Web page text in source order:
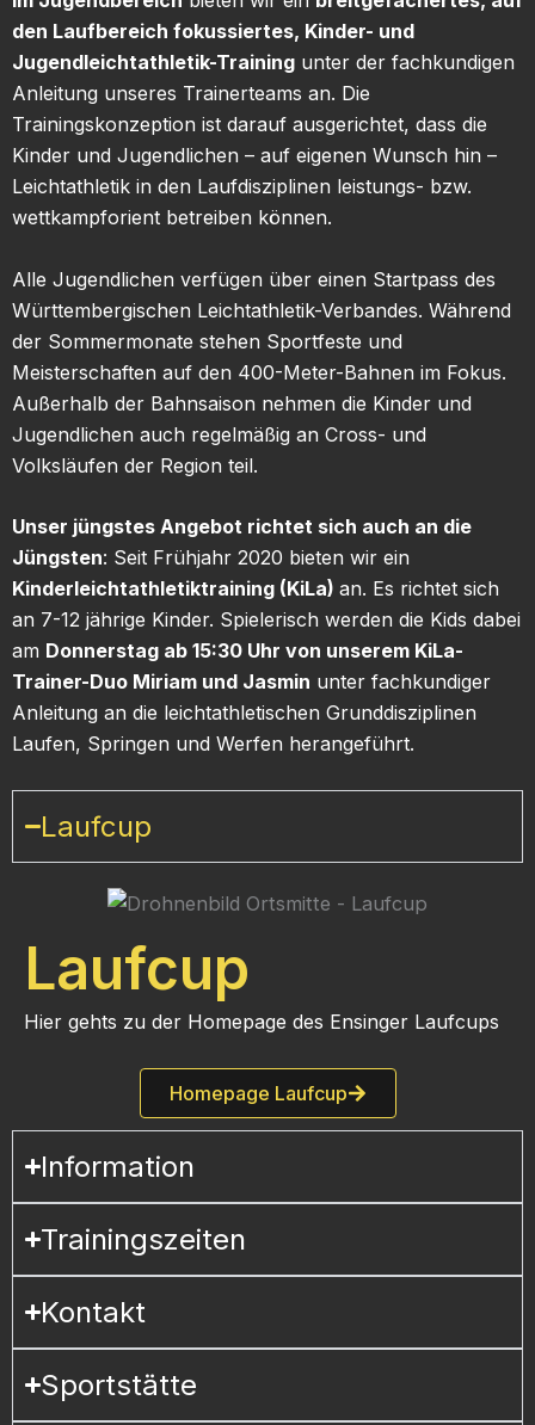
den Laufbereich fokussiertes, Kinder- und
Jugendleichtathletik-Training unter der fachkundigen
Anleitung unseres Trainerteams an. Die
Trainingskonzeption ist darauf ausgerichtet, dass die
Kinder und Jugendlichen – auf eigenen Wunsch hin –
Leichtathletik in den Laufdisziplinen leistungs- bzw.
wettkampforient betreiben können.
Alle Jugendlichen verfügen über einen Startpass des
Württembergischen Leichtathletik-Verbandes. Während
der Sommermonate stehen Sportfeste und
Meisterschaften auf den 400-Meter-Bahnen im Fokus.
Außerhalb der Bahnsaison nehmen die Kinder und
Jugendlichen auch regelmäßig an Cross- und
Volksläufen der Region teil.
Unser jüngstes Angebot richtet sich auch an die
Jüngsten: Seit Frühjahr 2020 bieten wir ein
Kinderleichtathletiktraining (KiLa) an. Es richtet sich
an 7-12 jährige Kinder. Spielerisch werden die Kids dabei
am Donnerstag ab 15:30 Uhr von unserem KiLa-
Trainer-Duo Miriam und Jasmin unter fachkundiger
Anleitung an die leichtathletischen Grunddisziplinen
Laufen, Springen und Werfen herangeführt.
Laufcup
Laufcup
Hier gehts zu der Homepage des Ensinger Laufcups
Homepage Laufcup
Information
Trainingszeiten
Kontakt
Sportstätte